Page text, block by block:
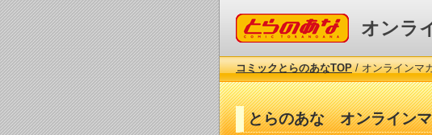
コミックとらのあな オンラ
コミックとらのあなTOP/ オンラインマ
とらのあな オンライン